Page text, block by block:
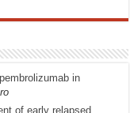
in
of early relapsed